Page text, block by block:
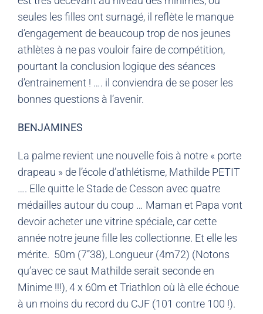
seules les filles ont surnagé, il reflète le manque
d’engagement de beaucoup trop de nos jeunes
athlètes à ne pas vouloir faire de compétition,
pourtant la conclusion logique des séances
d’entrainement ! …. il conviendra de se poser les
bonnes questions à l’avenir.
BENJAMINES
La palme revient une nouvelle fois à notre « porte
drapeau » de l’école d’athlétisme, Mathilde PETIT
…. Elle quitte le Stade de Cesson avec quatre
médailles autour du coup … Maman et Papa vont
devoir acheter une vitrine spéciale, car cette
année notre jeune fille les collectionne. Et elle les
mérite. 50m (7’’38), Longueur (4m72) (Notons
qu’avec ce saut Mathilde serait seconde en
Minime !!!), 4 x 60m et Triathlon où là elle échoue
à un moins du record du CJF (101 contre 100 !).